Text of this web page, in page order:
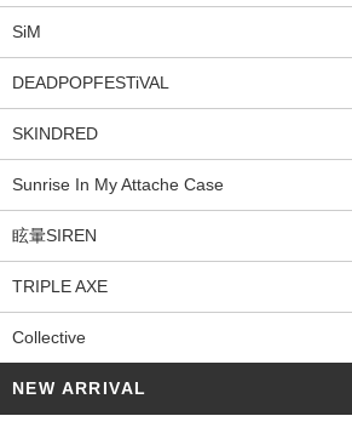
SiM
DEADPOPFESTiVAL
SKINDRED
Sunrise In My Attache Case
眩暈SIREN
TRIPLE AXE
Collective
NEW ARRIVAL